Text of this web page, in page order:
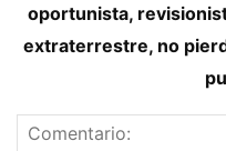
oportunista,
extraterrestre, no